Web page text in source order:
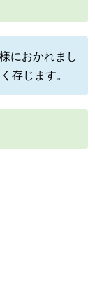
におかれまし
存じます。